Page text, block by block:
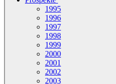
1995
1996
1997
1998
1999
2000
2001
2002
2003